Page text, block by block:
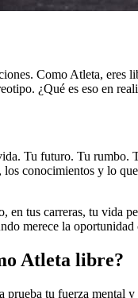
Como Atleta,
¿Qué es eso en
Tu futuro. Tu rumbo.
conocimientos y lo
en tus carreras, tu vida
merece la
Atleta libre?
tu fuerza mental